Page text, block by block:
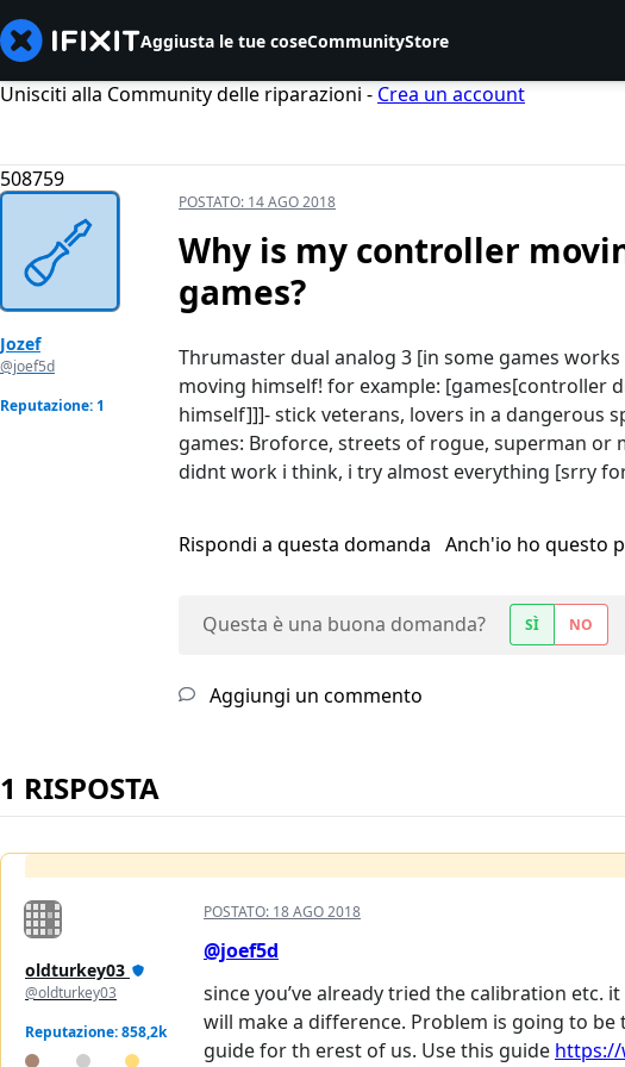
Aggiusta le tue coseCommunityStore
Unisciti alla Community delle riparazioni - Crea un account
508759
Jozef
@joef5d
Reputazione: 1
POSTATO: 14 AGO 2018
Why is my controller
games?
Thrumaster dual analog 3 [in some games
moving himself! for example: [games[controller
himself]]]- stick veterans, lovers in a dangerous
games: Broforce, streets of rogue, superman or
didnt work i think, i try almost everything [srry
Rispondi a questa domanda Anch'io ho questo
Questa è una buona domanda? SÌ NO
Aggiungi un commento
1 RISPOSTA
oldturkey03
@oldturkey03
Reputazione: 858,2k
POSTATO: 18 AGO 2018
@joef5d
since you’ve already tried the calibration etc.
will make a difference. Problem is going to
guide for th erest of us. Use this guide https://